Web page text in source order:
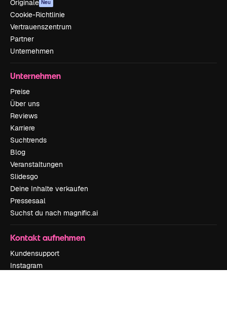
Originale Neu
Cookie-Richtlinie
Vertrauenszentrum
Partner
Unternehmen
Unternehmen
Preise
Über uns
Reviews
Karriere
Suchtrends
Blog
Veranstaltungen
Slidesgo
Deine Inhalte verkaufen
Pressesaal
Suchst du nach magnific.ai
Kontakt aufnehmen
Kundensupport
Instagram